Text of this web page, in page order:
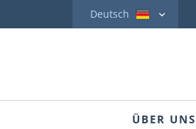
Deutsch
ÜBER UNS